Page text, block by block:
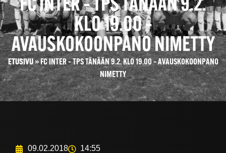
FC INTER – TPS TÄNÄÄN 9.2.
KLO 19.00 –
AVAUSKOKOONPANO NIMETTY
ETUSIVU»FC INTER – TPS TÄNÄÄN 9.2. KLO 19.00 – AVAUSKOKOONPANO
NIMETTY
09.02.2018 14:55